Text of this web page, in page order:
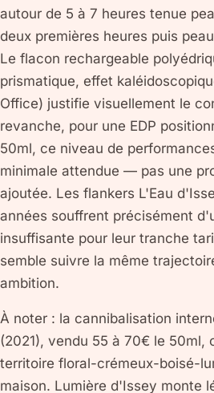
autour de 5 à 7 heures tenue
deux premières heures puis
Le flacon rechargeable
prismatique, effet
Office) justifie visuellement le
revanche, pour une EDP
50ml, ce niveau de
minimale attendue — pas une
ajoutée. Les flankers L'Eau
années souffrent précisément
insuffisante pour leur tranche
semble suivre la même
ambition.
À noter : la cannibalisation
(2021), vendu 55 à 70€ le 50ml,
territoire floral-crémeux-boisé-
maison. Lumière d'Issey monte